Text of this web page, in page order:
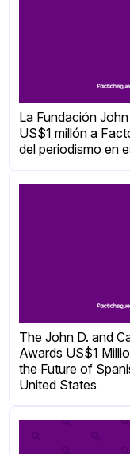
La Fundación
US$1 millón a
del periodismo en
The John D. and
Awards US$1
the Future of
United States